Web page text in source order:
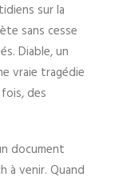
sur la
sans cesse
Diable, un
vraie tragédie
des
document
à venir. Quand